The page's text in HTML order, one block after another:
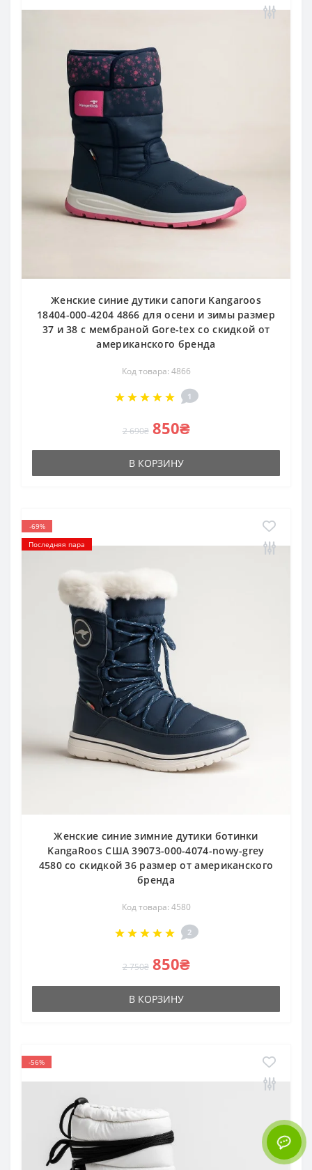
Женские синие дутики сапоги Kangaroos
18404-000-4204 4866 для осени и зимы размер
37 и 38 с мембраной Gore-tex со скидкой от
американского бренда
Код товара: 4866
1
2 690₴ 850₴
В КОРЗИНУ
-69%
Последняя пара
Женские синие зимние дутики ботинки
KangaRoos США 39073-000-4074-nowy-grey
4580 со скидкой 36 размер от американского
бренда
Код товара: 4580
2
2 750₴ 850₴
В КОРЗИНУ
-56%